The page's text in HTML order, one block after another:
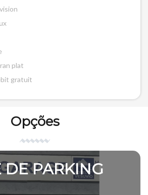
plat
gratuit
Opções
DE PARKING